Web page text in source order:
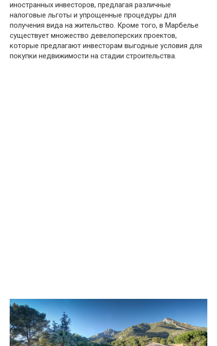
иностранных инвесторов, предлагая различные
налоговые льготы и упрощенные процедуры для
получения вида на жительство. Кроме того, в Марбелье
существует множество девелоперских проектов,
которые предлагают инвесторам выгодные условия для
покупки недвижимости на стадии строительства.